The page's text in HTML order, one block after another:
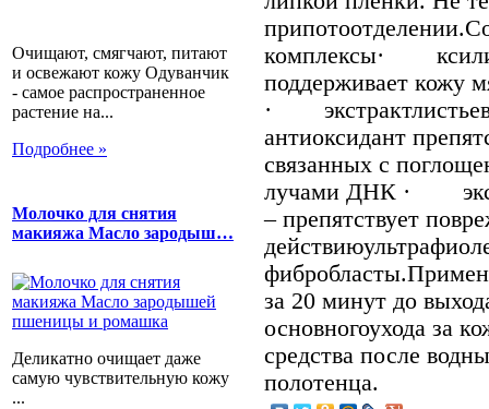
Очищают, смягчают, питают
и освежают кожу Одуванчик
- самое распространенное
растение на...
Подробнее »
Молочко для снятия
макияжа Масло зародыш…
Деликатно очищает даже
самую чувствительную кожу
...
комплексы·
поддерживает кожу
· экстрактлистьев
антиоксидант
связанных с
лучами ДНК ·
– препятствует
за 20 минут до
основногоухода за
средства после
полотенца.